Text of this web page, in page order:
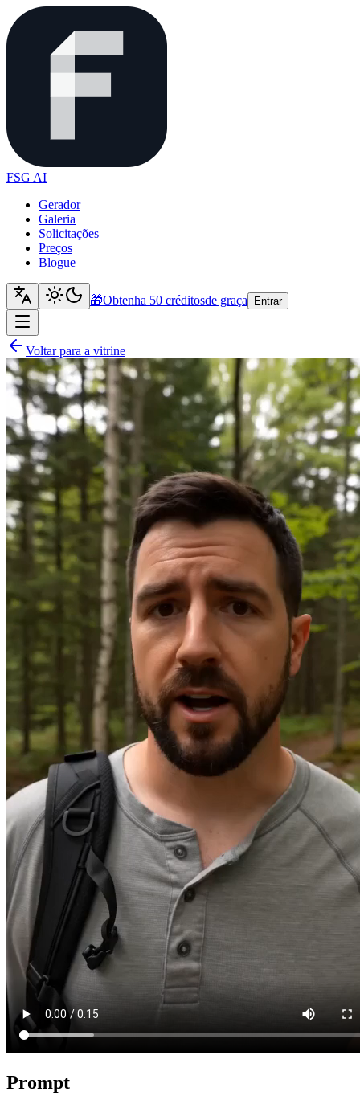
FSG AI
Gerador
Galeria
Solicitações
Preços
Blogue
🎁Obtenha 50 créditosde graça Entrar
Voltar para a vitrine
Prompt